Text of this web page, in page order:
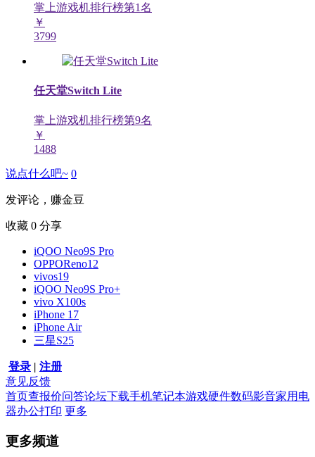
掌上游戏机排行榜第1名
￥
3799
任天堂Switch Lite
掌上游戏机排行榜第9名
￥
1488
说点什么吧~ 0
发评论，赚金豆
收藏 0 分享
iQOO Neo9S Pro
OPPOReno12
vivos19
iQOO Neo9S Pro+
vivo X100s
iPhone 17
iPhone Air
三星S25
登录 | 注册
意见反馈
首页查报价问答论坛下载手机笔记本游戏硬件数码影音家用电
器办公打印 更多
更多频道